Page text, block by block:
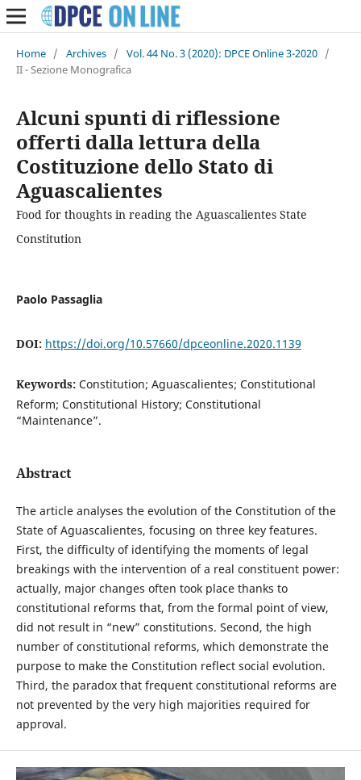
Home / Archives / Vol. 44 No. 3 (2020): DPCE Online 3-2020 /
II - Sezione Monografica
Alcuni spunti di riflessione
offerti dalla lettura della
Costituzione dello Stato di
Aguascalientes
Food for thoughts in reading the Aguascalientes State
Constitution
Paolo Passaglia
DOI: https://doi.org/10.57660/dpceonline.2020.1139
Keywords: Constitution; Aguascalientes; Constitutional
Reform; Constitutional History; Constitutional
“Maintenance”.
Abstract
The article analyses the evolution of the Constitution of the
State of Aguascalientes, focusing on three key features.
First, the difficulty of identifying the moments of legal
breakings with the intervention of a real constituent power:
actually, major changes often took place thanks to
constitutional reforms that, from the formal point of view,
did not result in “new” constitutions. Second, the high
number of constitutional reforms, which demonstrate the
purpose to make the Constitution reflect social evolution.
Third, the paradox that frequent constitutional reforms are
not prevented by the very high majorities required for
approval.